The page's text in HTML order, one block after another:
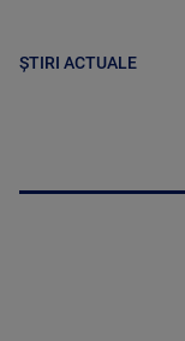
ȘTIRI ACTUALE